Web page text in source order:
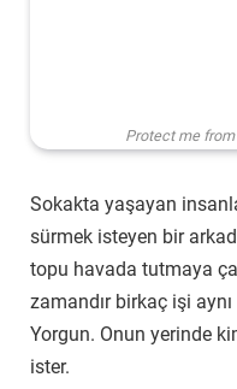
Protect me
Sokakta yaşayan
sürmek isteyen bir
topu havada tutmaya
zamandır birkaç işi
Yorgun. Onun yerinde
ister.